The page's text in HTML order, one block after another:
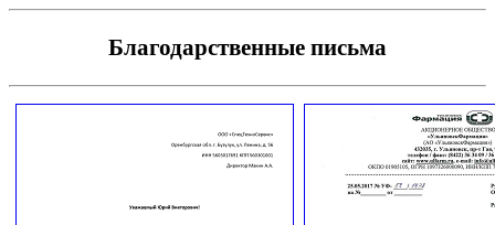
Благодарственные письма